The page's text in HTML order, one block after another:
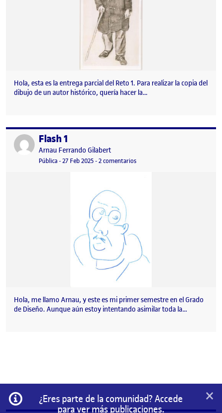
Hola, esta es la entrega parcial del Reto 1. Para realizar la copia del
dibujo de un autor histórico, quería hacer la…
Publicado por
Flash 1
Publicado por
Arnau Ferrando Gilabert
Visibilidad:
Pública-Fecha de publicación
27 Feb 202527 febrero, 2025 7:02 pm
-2 comentariosen Flash 1
Hola, me llamo Arnau, y este es mi primer semestre en el Grado
de Diseño. Aunque aún estoy intentando asimilar toda la…
Información
¿Eres parte de la comunidad? Accede
para ver más publicaciones.
×